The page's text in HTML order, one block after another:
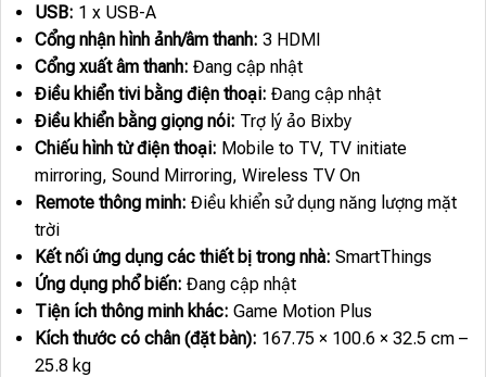
USB: 1 x USB-A
Cổng nhận hình ảnh/âm thanh: 3 HDMI
Cổng xuất âm thanh: Đang cập nhật
Điều khiển tivi bằng điện thoại: Đang cập nhật
Điều khiển bằng giọng nói: Trợ lý ảo Bixby
Chiếu hình từ điện thoại: Mobile to TV, TV initiate
mirroring, Sound Mirroring, Wireless TV On
Remote thông minh: Điều khiển sử dụng năng lượng mặt
trời
Kết nối ứng dụng các thiết bị trong nhà: SmartThings
Ứng dụng phổ biến: Đang cập nhật
Tiện ích thông minh khác: Game Motion Plus
Kích thước có chân (đặt bàn): 167.75 × 100.6 × 32.5 cm –
25.8 kg